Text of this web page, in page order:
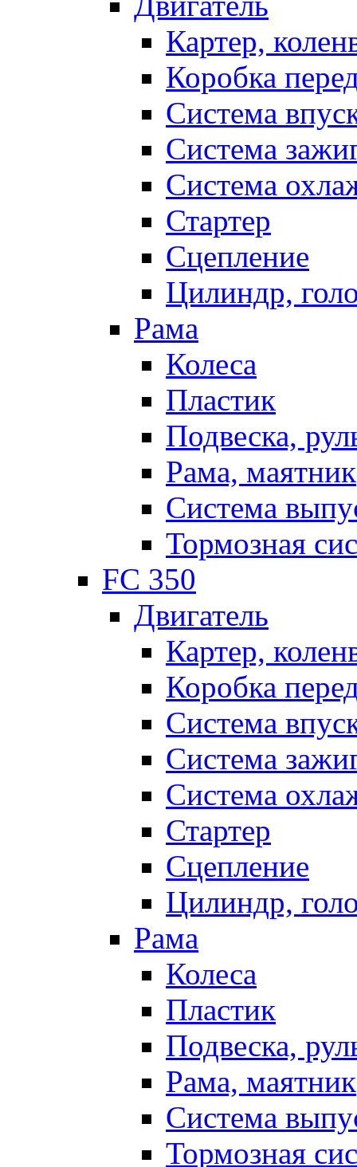
Картер,
Коробка
Система
Система
Система
Стартер
Сцепление
Цилиндр,
Рама
Колеса
Пластик
Подвеска,
Рама, маятник
Система
Тормозная
FC 350
Двигатель
Картер,
Коробка
Система
Система
Система
Стартер
Сцепление
Цилиндр,
Рама
Колеса
Пластик
Подвеска,
Рама, маятник
Система
Тормозная